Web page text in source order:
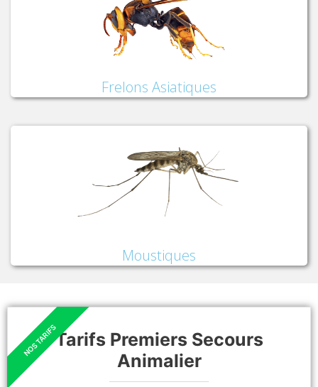
Frelons Asiatiques
Moustiques
Tarifs Premiers Secours
Animalier